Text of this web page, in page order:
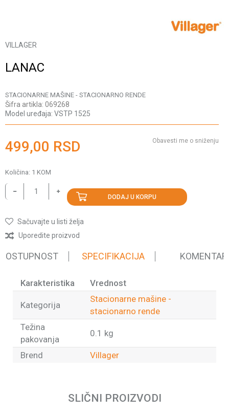
VILLAGER
LANAC
STACIONARNE MAŠINE - STACIONARNO RENDE
Šifra artikla: 069268
Model uređaja: VSTP 1525
499,00 RSD Obavesti me o sniženju
Količina: 1 KOM
DODAJ U KORPU
Sačuvajte u listi želja
Uporedite proizvod
SPECIFIKACIJA
Karakteristika Vrednost
Kategorija
Stacionarne mašine -
stacionarno rende
Težina
pakovanja
0.1 kg
Brend Villager
SLIČNI PROIZVODI